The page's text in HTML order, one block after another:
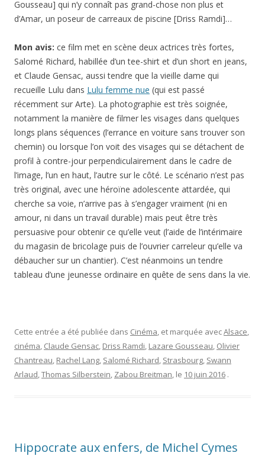
Gousseau] qui n’y connaît pas grand-chose non plus et
d’Amar, un poseur de carreaux de piscine [Driss Ramdi]…
Mon avis: ce film met en scène deux actrices très fortes,
Salomé Richard, habillée d’un tee-shirt et d’un short en jeans,
et Claude Gensac, aussi tendre que la vieille dame qui
recueille Lulu dans Lulu femme nue (qui est passé
récemment sur Arte). La photographie est très soignée,
notamment la manière de filmer les visages dans quelques
longs plans séquences (l’errance en voiture sans trouver son
chemin) ou lorsque l’on voit des visages qui se détachent de
profil à contre-jour perpendiculairement dans le cadre de
l’image, l’un en haut, l’autre sur le côté. Le scénario n’est pas
très original, avec une héroïne adolescente attardée, qui
cherche sa voie, n’arrive pas à s’engager vraiment (ni en
amour, ni dans un travail durable) mais peut être très
persuasive pour obtenir ce qu’elle veut (l’aide de l’intérimaire
du magasin de bricolage puis de l’ouvrier carreleur qu’elle va
débaucher sur un chantier). C’est néanmoins un tendre
tableau d’une jeunesse ordinaire en quête de sens dans la vie.
Cette entrée a été publiée dans Cinéma, et marquée avecAlsace,
cinéma, Claude Gensac, Driss Ramdi, Lazare Gousseau, Olivier
Chantreau, Rachel Lang, Salomé Richard, Strasbourg, Swann
Arlaud,Thomas Silberstein, Zabou Breitman, le 10 juin 2016 .
Hippocrate aux enfers, de Michel Cymes